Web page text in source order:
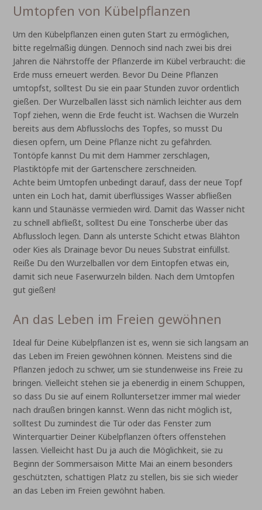
Umtopfen von Kübelpflanzen
Um den Kübelpflanzen einen guten Start zu ermöglichen,
bitte regelmäßig düngen. Dennoch sind nach zwei bis drei
Jahren die Nährstoffe der Pflanzerde im Kübel verbraucht: die
Erde muss erneuert werden. Bevor Du Deine Pflanzen
umtopfst, solltest Du sie ein paar Stunden zuvor ordentlich
gießen. Der Wurzelballen lässt sich nämlich leichter aus dem
Topf ziehen, wenn die Erde feucht ist. Wachsen die Wurzeln
bereits aus dem Abflusslochs des Topfes, so musst Du
diesen opfern, um Deine Pflanze nicht zu gefährden.
Tontöpfe kannst Du mit dem Hammer zerschlagen,
Plastiktöpfe mit der Gartenschere zerschneiden.
Achte beim Umtopfen unbedingt darauf, dass der neue Topf
unten ein Loch hat, damit überflüssiges Wasser abfließen
kann und Staunässe vermieden wird. Damit das Wasser nicht
zu schnell abfließt, solltest Du eine Tonscherbe über das
Abflussloch legen. Dann als unterste Schicht etwas Blähton
oder Kies als Drainage bevor Du neues Substrat einfüllst.
Reiße Du den Wurzelballen vor dem Eintopfen etwas ein,
damit sich neue Faserwurzeln bilden. Nach dem Umtopfen
gut gießen!
An das Leben im Freien gewöhnen
Ideal für Deine Kübelpflanzen ist es, wenn sie sich langsam an
das Leben im Freien gewöhnen können. Meistens sind die
Pflanzen jedoch zu schwer, um sie stundenweise ins Freie zu
bringen. Vielleicht stehen sie ja ebenerdig in einem Schuppen,
so dass Du sie auf einem Rolluntersetzer immer mal wieder
nach draußen bringen kannst. Wenn das nicht möglich ist,
solltest Du zumindest die Tür oder das Fenster zum
Winterquartier Deiner Kübelpflanzen öfters offenstehen
lassen. Vielleicht hast Du ja auch die Möglichkeit, sie zu
Beginn der Sommersaison Mitte Mai an einem besonders
geschützten, schattigen Platz zu stellen, bis sie sich wieder
an das Leben im Freien gewöhnt haben.